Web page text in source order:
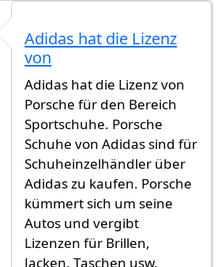
356 bei Adidas hat
Adidas hat die Lizenz
von
Adidas hat die Lizenz von
Porsche für den Bereich
Sportschuhe. Porsche
Schuhe von Adidas sind für
Schuheinzelhändler über
Adidas zu kaufen. Porsche
kümmert sich um seine
Autos und vergibt
Lizenzen für Brillen,
Jacken, Taschen usw.